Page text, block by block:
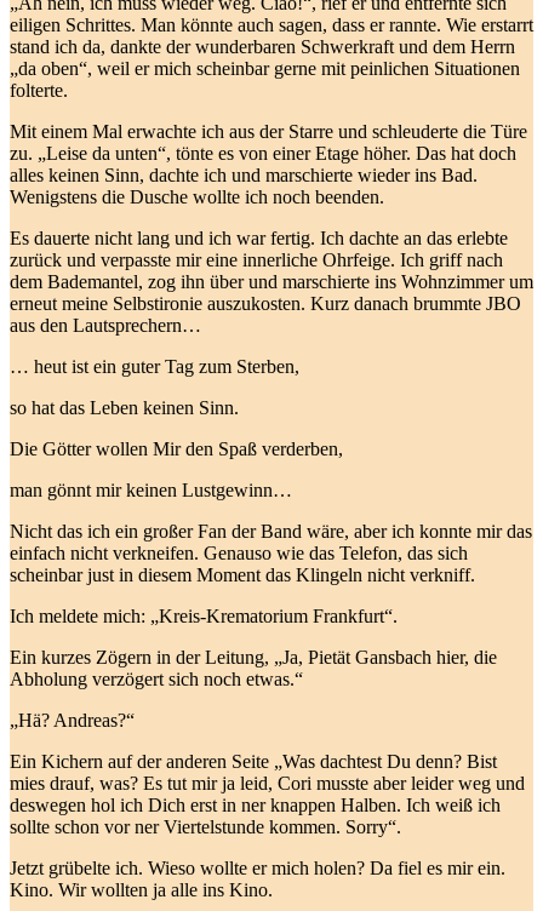
eiligen Schrittes. Man könnte auch sagen, dass er rannte. Wie erstarrt
stand ich da, dankte der wunderbaren Schwerkraft und dem Herrn
„da oben“, weil er mich scheinbar gerne mit peinlichen Situationen
folterte.
Mit einem Mal erwachte ich aus der Starre und schleuderte die Türe
zu. „Leise da unten“, tönte es von einer Etage höher. Das hat doch
alles keinen Sinn, dachte ich und marschierte wieder ins Bad.
Wenigstens die Dusche wollte ich noch beenden.
Es dauerte nicht lang und ich war fertig. Ich dachte an das erlebte
zurück und verpasste mir eine innerliche Ohrfeige. Ich griff nach
dem Bademantel, zog ihn über und marschierte ins Wohnzimmer um
erneut meine Selbstironie auszukosten. Kurz danach brummte JBO
aus den Lautsprechern…
… heut ist ein guter Tag zum Sterben,
so hat das Leben keinen Sinn.
Die Götter wollen Mir den Spaß verderben,
man gönnt mir keinen Lustgewinn…
Nicht das ich ein großer Fan der Band wäre, aber ich konnte mir das
einfach nicht verkneifen. Genauso wie das Telefon, das sich
scheinbar just in diesem Moment das Klingeln nicht verkniff.
Ich meldete mich: „Kreis-Krematorium Frankfurt“.
Ein kurzes Zögern in der Leitung, „Ja, Pietät Gansbach hier, die
Abholung verzögert sich noch etwas.“
„Hä? Andreas?“
Ein Kichern auf der anderen Seite „Was dachtest Du denn? Bist
mies drauf, was? Es tut mir ja leid, Cori musste aber leider weg und
deswegen hol ich Dich erst in ner knappen Halben. Ich weiß ich
sollte schon vor ner Viertelstunde kommen. Sorry“.
Jetzt grübelte ich. Wieso wollte er mich holen? Da fiel es mir ein.
Kino. Wir wollten ja alle ins Kino.